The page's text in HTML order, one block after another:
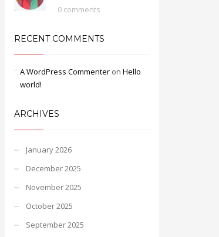
0 comments
RECENT COMMENTS
A WordPress Commenteron Hello
world!
ARCHIVES
January 2026
December 2025
November 2025
October 2025
September 2025